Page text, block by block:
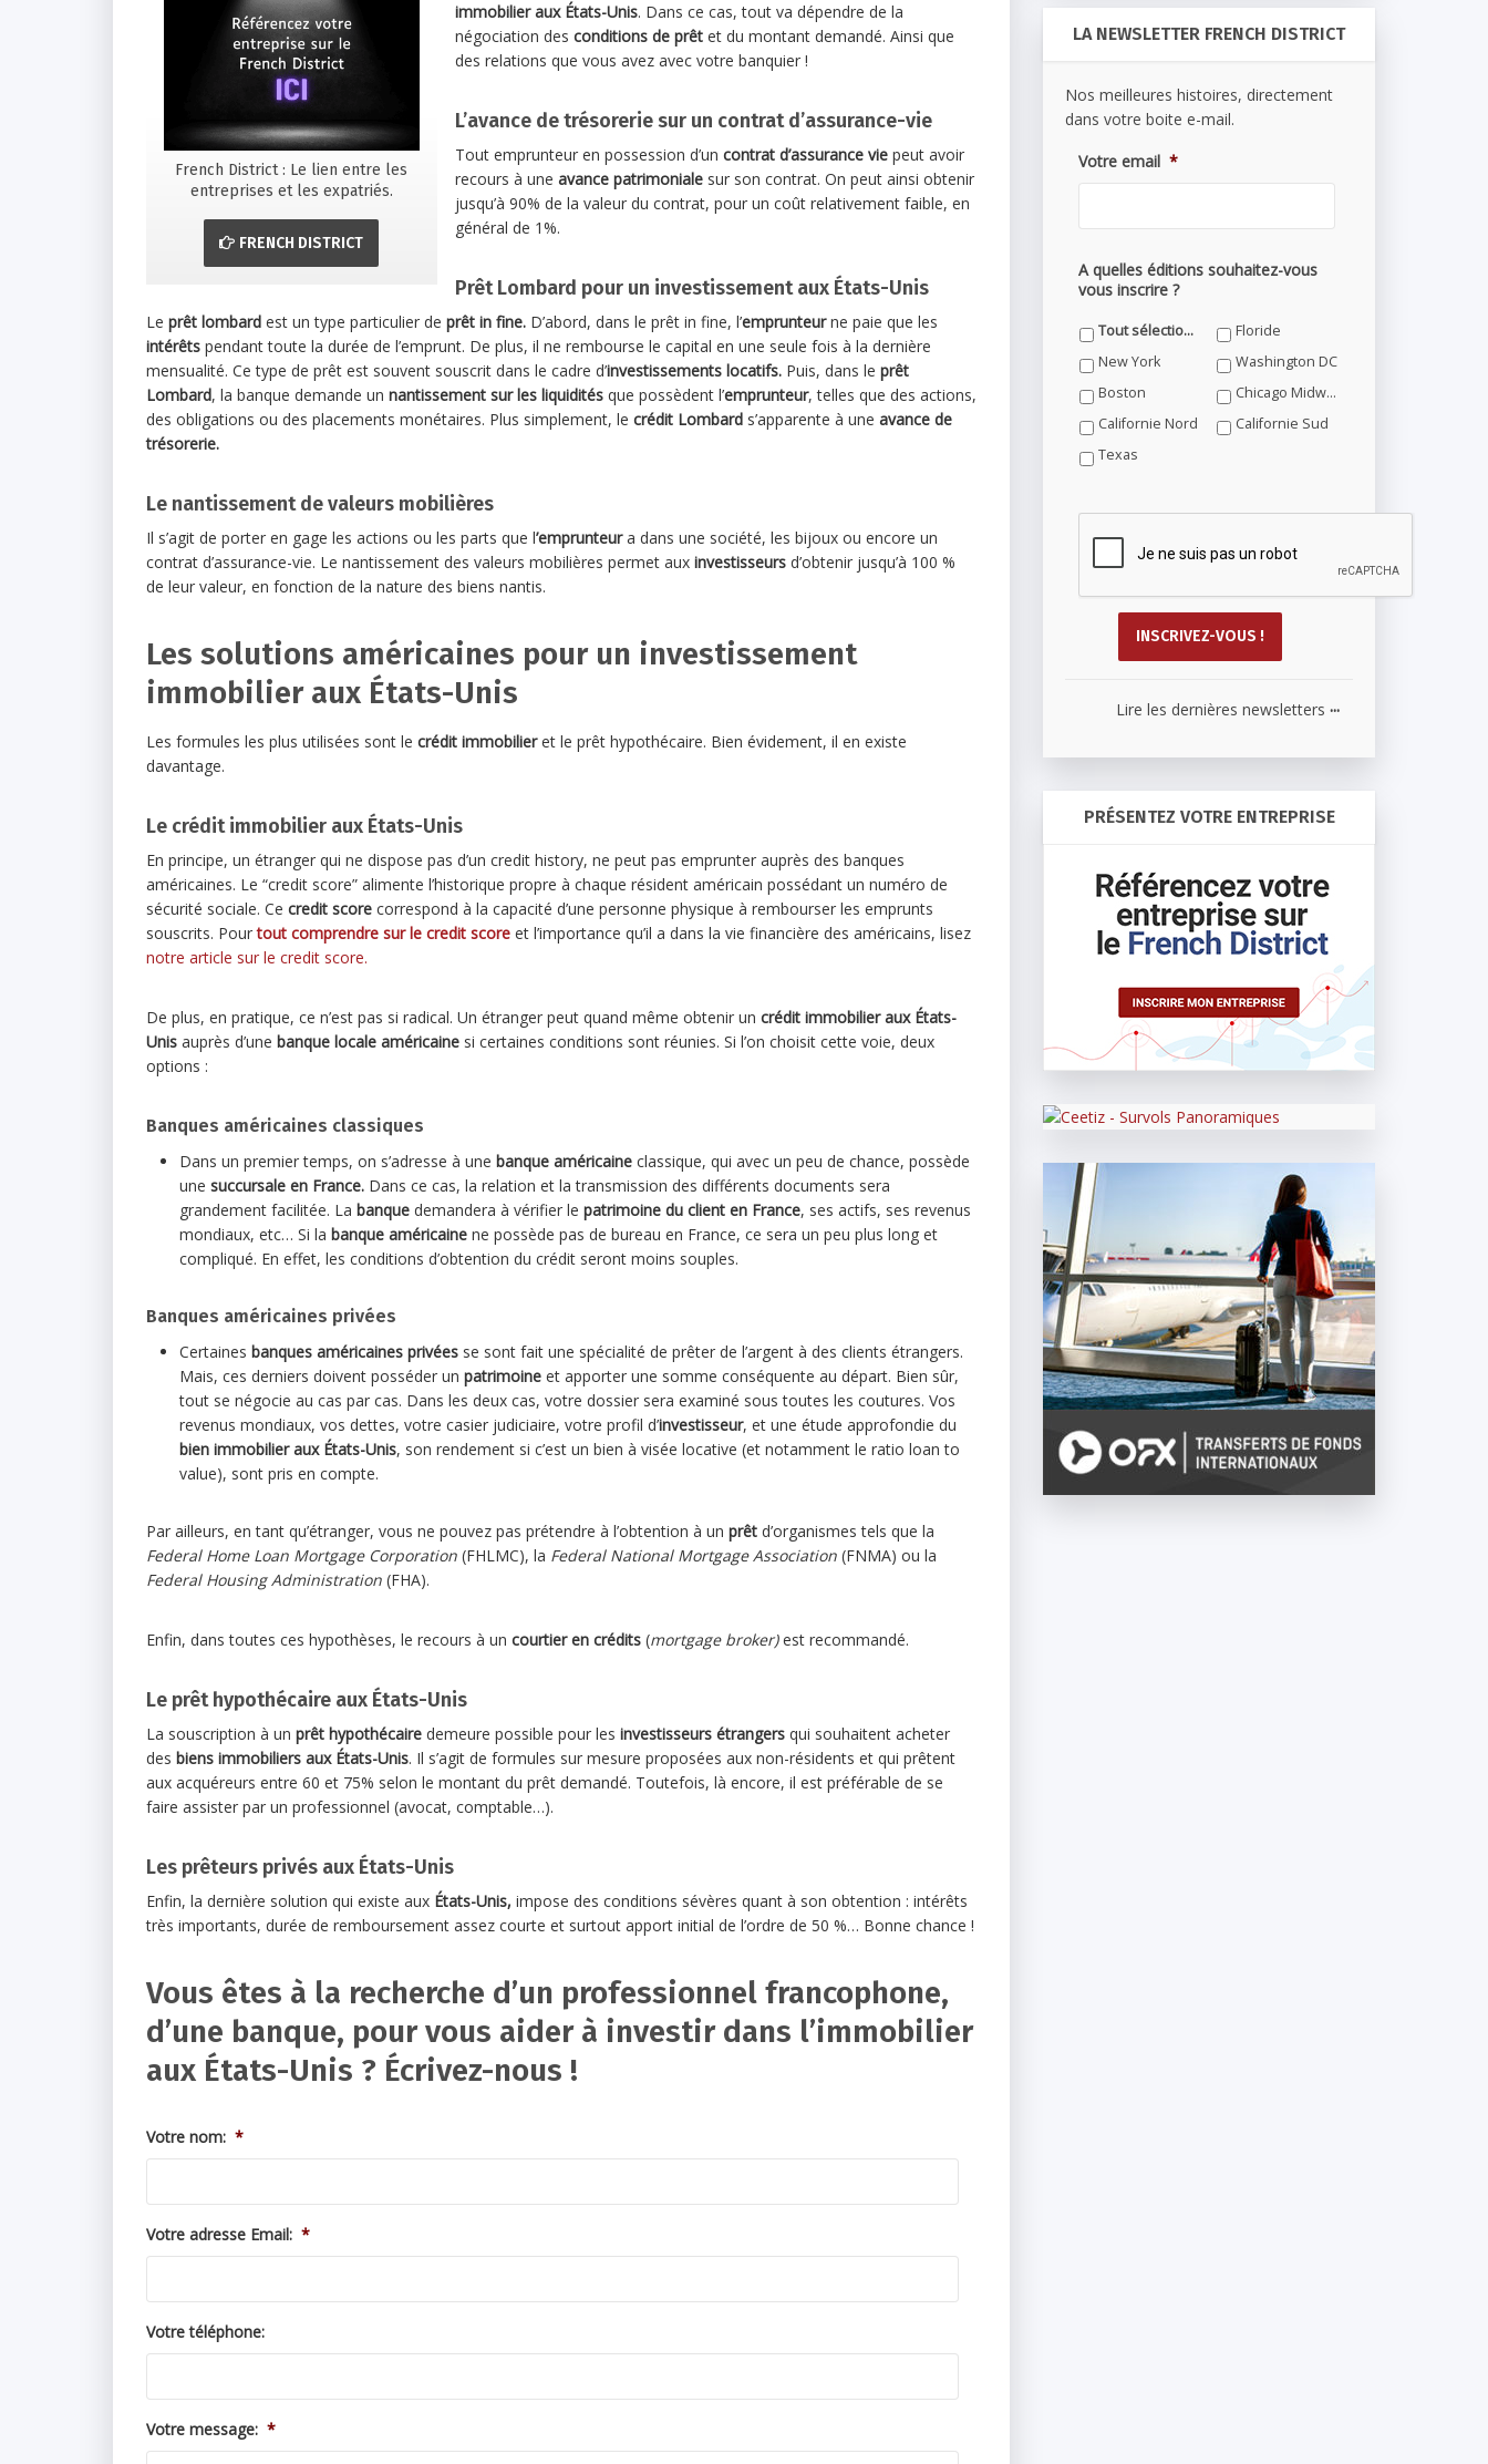
French District : Le lien entre les
entreprises et les expatriés.
FRENCH DISTRICT
immobilier aux États-Unis. Dans ce cas, tout va dépendre de la
négociation des conditions de prêtet du montant demandé. Ainsi que
des relations que vous avez avec votre banquier !
L’avance de trésorerie sur un contrat d’assurance-vie
Tout emprunteur en possession d’un contrat d’assurance viepeut avoir
recours à une avance patrimonialesur son contrat. On peut ainsi obtenir
jusqu’à 90% de la valeur du contrat, pour un coût relativement faible, en
général de 1%.
Prêt Lombard pour un investissement aux États-Unis
Le prêt lombard est un type particulier de prêt in fine. D’abord, dans le prêt in fine, l’emprunteurne paie que les
intérêts pendant toute la durée de l’emprunt. De plus, il ne rembourse le capital en une seule fois à la dernière
mensualité. Ce type de prêt est souvent souscrit dans le cadre d’investissements locatifs. Puis, dans le prêt
Lombard, la banque demande un nantissement sur les liquidités que possèdent l’emprunteur, telles que des actions,
des obligations ou des placements monétaires. Plus simplement, le crédit Lombard s’apparente à une avance de
trésorerie.
Le nantissement de valeurs mobilières
Il s’agit de porter en gage les actions ou les parts que l’emprunteura dans une société, les bijoux ou encore un
contrat d’assurance-vie. Le nantissement des valeurs mobilières permet aux investisseurs d’obtenir jusqu’à 100 %
de leur valeur, en fonction de la nature des biens nantis.
Les solutions américaines pour un investissement
immobilier aux États-Unis
Les formules les plus utilisées sont le crédit immobilieret le prêt hypothécaire. Bien évidement, il en existe
davantage.
Le crédit immobilier aux États-Unis
En principe, un étranger qui ne dispose pas d’un credit history, ne peut pas emprunter auprès des banques
américaines. Le “credit score” alimente l’historique propre à chaque résident américain possédant un numéro de
sécurité sociale. Ce credit score correspond à la capacité d’une personne physique à rembourser les emprunts
souscrits. Pour tout comprendre sur le credit score et l’importance qu’il a dans la vie financière des américains, lisez
notre article sur le credit score.
De plus, en pratique, ce n’est pas si radical. Un étranger peut quand même obtenir un crédit immobilier aux États-
Unis auprès d’une banque locale américaine si certaines conditions sont réunies. Si l’on choisit cette voie, deux
options :
Banques américaines classiques
Dans un premier temps, on s’adresse à une banque américaine classique, qui avec un peu de chance, possède
une succursale en France. Dans ce cas, la relation et la transmission des différents documents sera
grandement facilitée. La banque demandera à vérifier le patrimoine du client en France, ses actifs, ses revenus
mondiaux, etc… Si la banque américaine ne possède pas de bureau en France, ce sera un peu plus long et
compliqué. En effet, les conditions d’obtention du crédit seront moins souples.
Banques américaines privées
Certaines banques américaines privées se sont fait une spécialité de prêter de l’argent à des clients étrangers.
Mais, ces derniers doivent posséder un patrimoine et apporter une somme conséquente au départ. Bien sûr,
tout se négocie au cas par cas. Dans les deux cas, votre dossier sera examiné sous toutes les coutures. Vos
revenus mondiaux, vos dettes, votre casier judiciaire, votre profil d’investisseur, et une étude approfondie du
bien immobilier aux États-Unis, son rendement si c’est un bien à visée locative (et notamment le ratio loan to
value), sont pris en compte.
Par ailleurs, en tant qu’étranger, vous ne pouvez pas prétendre à l’obtention à un prêt d’organismes tels que la
Federal Home Loan Mortgage Corporation (FHLMC), la Federal National Mortgage Association (FNMA) ou la
Federal Housing Administration (FHA).
Enfin, dans toutes ces hypothèses, le recours à un courtier en crédits (mortgage broker)est recommandé.
Le prêt hypothécaire aux États-Unis
La souscription à un prêt hypothécaire demeure possible pour les investisseurs étrangers qui souhaitent acheter
des biens immobiliers aux États-Unis. Il s’agit de formules sur mesure proposées aux non-résidents et qui prêtent
aux acquéreurs entre 60 et 75% selon le montant du prêt demandé. Toutefois, là encore, il est préférable de se
faire assister par un professionnel (avocat, comptable…).
Les prêteurs privés aux États-Unis
Enfin, la dernière solution qui existe aux États-Unis, impose des conditions sévères quant à son obtention : intérêts
très importants, durée de remboursement assez courte et surtout apport initial de l’ordre de 50 %… Bonne chance !
Vous êtes à la recherche d’un professionnel francophone,
d’une banque, pour vous aider à investir dans l’immobilier
aux États-Unis ? Écrivez-nous !
Votre nom: *
Votre adresse Email: *
Votre téléphone:
Votre message: *
LA NEWSLETTER FRENCH DISTRICT
Nos meilleures histoires, directement
dans votre boite e-mail.
Votre email *
A quelles éditions souhaitez-vous
vous inscrire ?
Tout sélectionner
Floride
New York
Washington DC
Boston
Chicago Midwest
Californie Nord
Californie Sud
Texas
Lire les dernières newsletters ...
PRÉSENTEZ VOTRE ENTREPRISE